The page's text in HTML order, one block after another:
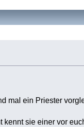
mal ein Priester
kennt sie einer vor